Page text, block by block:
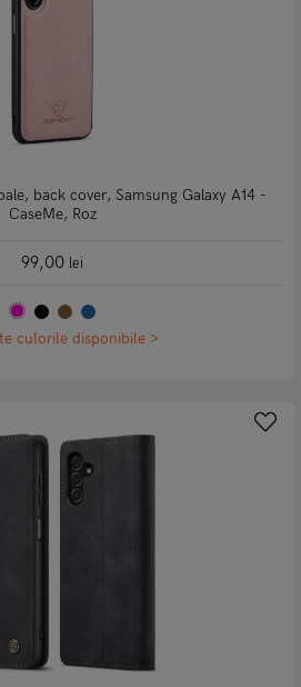
back cover, Samsung Galaxy A14 -
CaseMe, Roz
99,00 lei
culorile disponibile >